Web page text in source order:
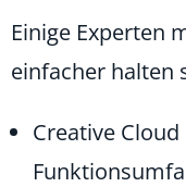
Einige Experten
einfacher halten
Creative